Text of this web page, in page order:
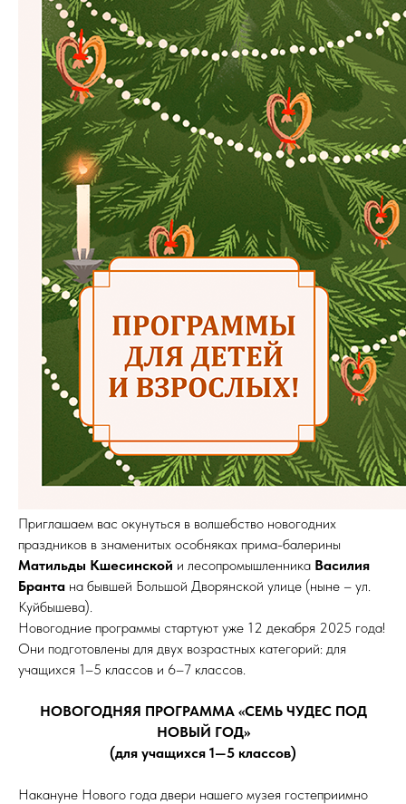
Приглашаем вас окунуться в волшебство новогодних
праздников в знаменитых особняках прима-балерины
Матильды Кшесинской и лесопромышленника Василия
Бранта на бывшей Большой Дворянской улице (ныне – ул.
Куйбышева).
Новогодние программы стартуют уже 12 декабря 2025 года!
Они подготовлены для двух возрастных категорий: для
учащихся 1–5 классов и 6–7 классов.
НОВОГОДНЯЯ ПРОГРАММА «СЕМЬ ЧУДЕС ПОД
НОВЫЙ ГОД»
(для учащихся 1—5 классов)
Накануне Нового года двери нашего музея гостеприимно